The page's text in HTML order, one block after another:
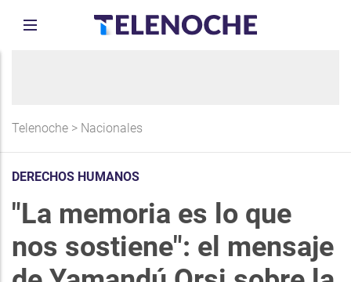
Telenoche > Nacionales
DERECHOS HUMANOS
"La memoria es lo que
nos sostiene": el mensaje